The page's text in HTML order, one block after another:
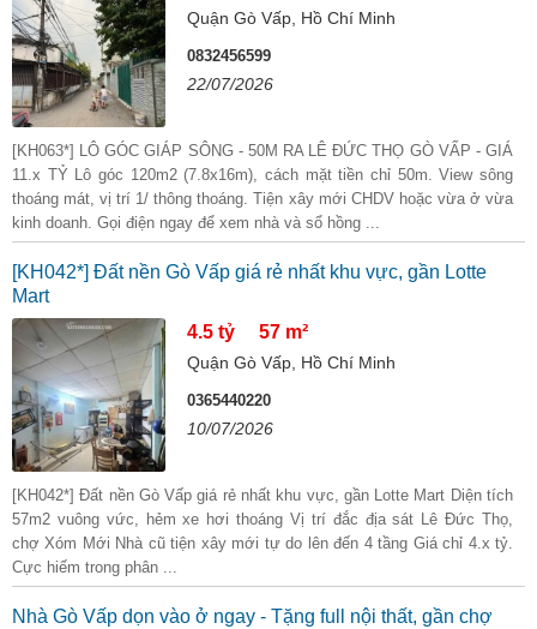
Quận Gò Vấp, Hồ Chí Minh
0832456599
22/07/2026
[KH063*] LÔ GÓC GIÁP SÔNG - 50M RA LÊ ĐỨC THỌ GÒ VẤP - GIÁ
11.x TỶ Lô góc 120m2 (7.8x16m), cách mặt tiền chỉ 50m. View sông
thoáng mát, vị trí 1/ thông thoáng. Tiện xây mới CHDV hoặc vừa ở vừa
kinh doanh. Gọi điện ngay để xem nhà và sổ hồng ...
[KH042*] Đất nền Gò Vấp giá rẻ nhất khu vực, gần Lotte
Mart
4.5 tỷ
57 m²
Quận Gò Vấp, Hồ Chí Minh
0365440220
10/07/2026
[KH042*] Đất nền Gò Vấp giá rẻ nhất khu vực, gần Lotte Mart Diện tích
57m2 vuông vức, hẻm xe hơi thoáng Vị trí đắc địa sát Lê Đức Thọ,
chợ Xóm Mới Nhà cũ tiện xây mới tự do lên đến 4 tầng Giá chỉ 4.x tỷ.
Cực hiếm trong phân ...
Nhà Gò Vấp dọn vào ở ngay - Tặng full nội thất, gần chợ